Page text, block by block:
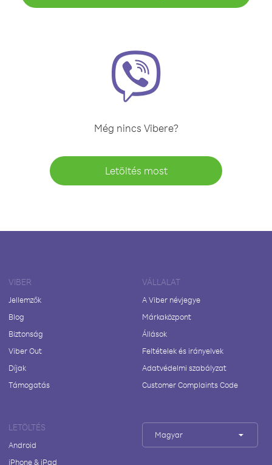
Még nincs Vibere?
Letöltés most
VIBER
Jellemzők
Blog
Biztonság
Viber Out
Díjak
Támogatás
VÁLLALAT
A Viber névjegye
Márkaközpont
Állások
Feltételek és irányelvek
Adatvédelmi szabályzat
Customer Complaints Code
LETÖLTÉS
Android
iPhone & iPad
Magyar